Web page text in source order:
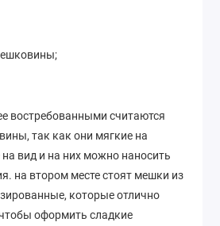
востребованными считаются
так как они мягкие на
вид и на них можно наносить
на втором месте стоят мешки из
которые отлично
оформить сладкие